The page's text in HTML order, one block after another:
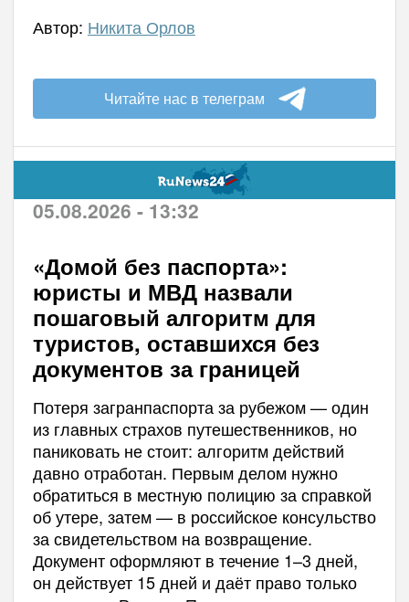
Автор: Никита Орлов
Читайте нас в телеграм
05.08.2026 - 13:32
«Домой без паспорта»:
юристы и МВД назвали
пошаговый алгоритм для
туристов, оставшихся без
документов за границей
Потеря загранпаспорта за рубежом — один
из главных страхов путешественников, но
паниковать не стоит: алгоритм действий
давно отработан. Первым делом нужно
обратиться в местную полицию за справкой
об утере, затем — в российское консульство
за свидетельством на возвращение.
Документ оформляют в течение 1–3 дней,
он действует 15 дней и даёт право только